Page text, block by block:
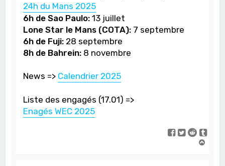
24h du Mans 2025
6h de Sao Paulo: 13 juillet
Lone Star le Mans (COTA): 7 septembre
6h de Fuji: 28 septembre
8h de Bahrein: 8 novembre
News => Calendrier 2025
Liste des engagés (17.01) =>
Enagés WEC 2025